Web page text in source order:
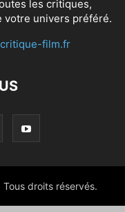
les critiques,
votre univers préféré.
film.fr
droits réservés.